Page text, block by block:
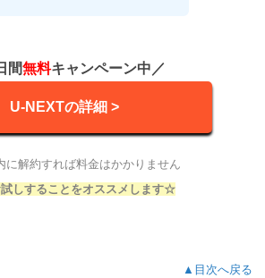
間無料キャンペーン中／
U-NEXTの詳細 >
に解約すれば料金はかかりません
しすることをオススメします☆
▲目次へ戻る